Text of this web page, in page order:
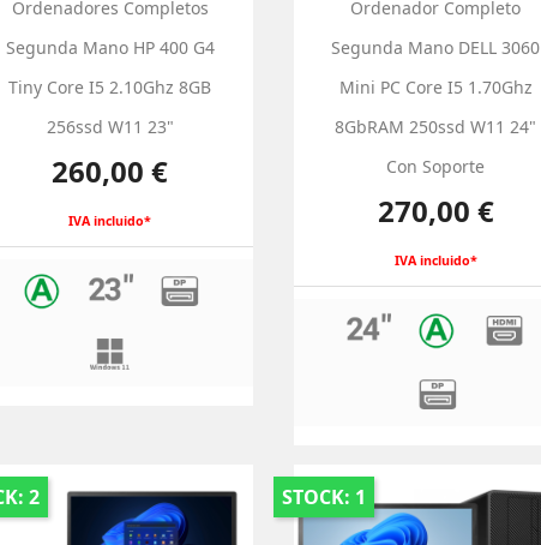
Ordenadores Completos
Segunda Mano HP 400 G4
Tiny Core I5 2.10Ghz 8GB
256ssd W11 23"
Precio
260,00 €
IVA incluido*
Ordenador Completo
Segunda Mano DELL 3060
Mini PC Core I5 1.70Ghz
8GbRAM 250ssd W11 24"
Con Soporte
Precio
270,00 €
IVA incluido*
2 STOCK: 1